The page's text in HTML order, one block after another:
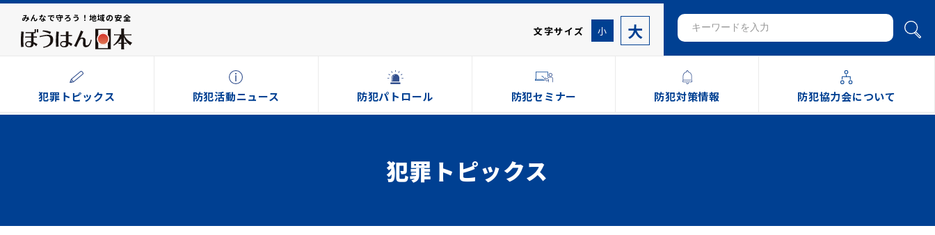
みんなで守ろう！地域の安全
文字サイズ 小 大
犯罪トピックス 防犯活動ニュース 防犯パトロール 防犯セミナー 防犯対策情報 防犯協力会について
犯罪トピックス